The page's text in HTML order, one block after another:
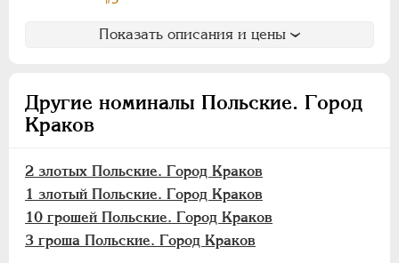
Показать описания и цены
Другие номиналы Польские. Город
Краков
2 злотых Польские. Город Краков
1 злотый Польские. Город Краков
10 грошей Польские. Город Краков
3 гроша Польские. Город Краков
Йеверские монеты
Польские. Осада Замостья
Польские. Восстание 1830-1831
Польские. Город Краков
2 злотых
1 злотый
10 грошей
5 грошей